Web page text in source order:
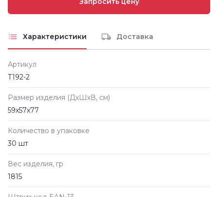
Характеристики Доставка
Артикул
Т192-2
Размер изделия (ДxШxВ, см)
59х57х77
Количество в упаковке
30 шт
Вес изделия, гр
1815